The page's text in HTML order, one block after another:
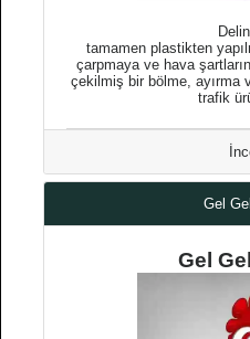
tamamen plastikten
çarpmaya ve hava
çekilmiş bir bölme, ayırma
trafik
Gel
Gel